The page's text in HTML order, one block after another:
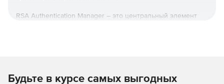
RSA Authentication Manager – это центральный элемент
Будьте в курсе самых выгодных